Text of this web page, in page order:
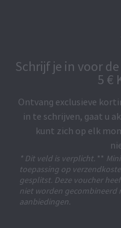
Schrijf je in voor
5 €
Ontvang exclusieve
in te schrijven, gaat u
kunt zich op elk
* Dit veld is verplicht. **
toepassing op
gesplitst. Deze voucher
niet worden gecombineerd
aanbiedingen.